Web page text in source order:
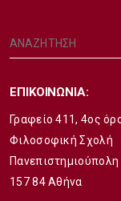
ΕΠΙΚΟΙΝΩΝΙΑ:
Γραφείο 411, 4ος
Φιλοσοφική Σχολή
157 84 Αθήνα